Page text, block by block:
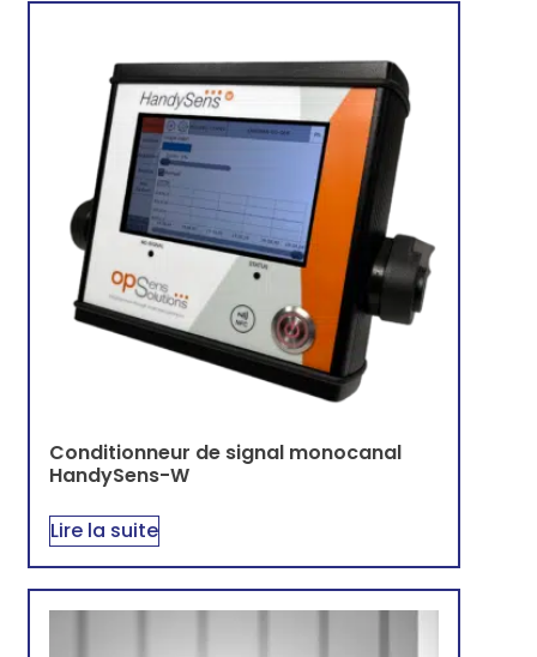
Conditionneur de signal monocanal
HandySens-W
Lire la suite